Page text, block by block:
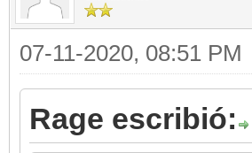
07-11-2020, 08:51 PM
Rage escribió: